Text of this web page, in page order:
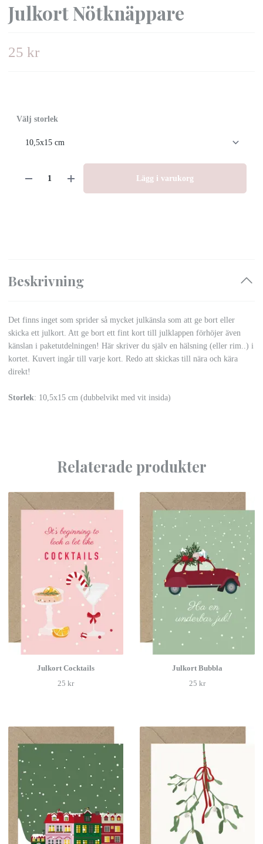
Julkort Nötknäppare
25 kr
Välj storlek
Lägg i varukorg
Beskrivning
Det finns inget som sprider så mycket julkänsla som att ge bort eller
skicka ett julkort. Att ge bort ett fint kort till julklappen förhöjer även
känslan i paketutdelningen! Här skriver du själv en hälsning (eller rim..) i
kortet. Kuvert ingår till varje kort. Redo att skickas till nära och kära
direkt!
Storlek: 10,5x15 cm (dubbelvikt med vit insida)
Relaterade produkter
Julkort Cocktails
25 kr
Julkort Bubbla
25 kr